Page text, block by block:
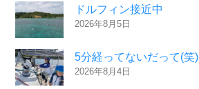
ドルフィン接近中
2026年8月5日
5分経ってないだって(笑)
2026年8月4日